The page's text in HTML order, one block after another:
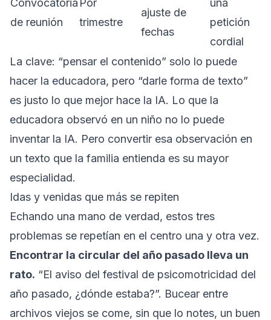
Convocatoria
de reunión
Por
trimestre
ajuste de
fechas
una
petición
cordial
La clave: “pensar el contenido” solo lo puede
hacer la educadora, pero “darle forma de texto”
es justo lo que mejor hace la IA. Lo que la
educadora observó en un niño no lo puede
inventar la IA. Pero convertir esa observación en
un texto que la familia entienda es su mayor
especialidad.
Idas y venidas que más se repiten
Echando una mano de verdad, estos tres
problemas se repetían en el centro una y otra vez.
Encontrar la circular del año pasado lleva un
rato. “El aviso del festival de psicomotricidad del
año pasado, ¿dónde estaba?”. Bucear entre
archivos viejos se come, sin que lo notes, un buen